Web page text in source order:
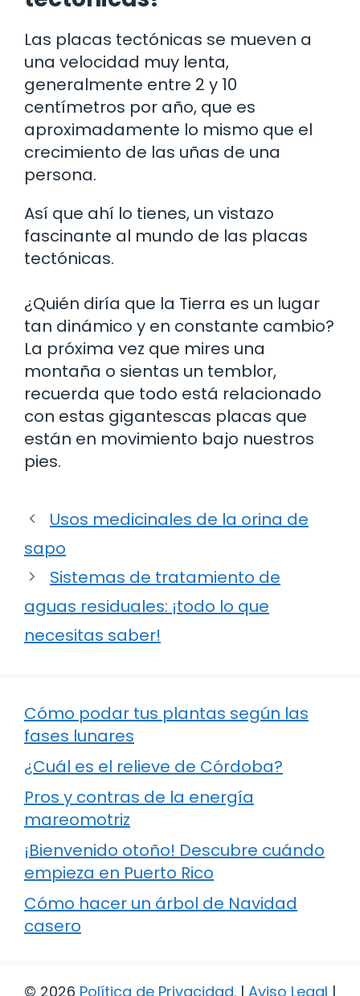
Las placas tectónicas se mueven a
una velocidad muy lenta,
generalmente entre 2 y 10
centímetros por año, que es
aproximadamente lo mismo que el
crecimiento de las uñas de una
persona.
Así que ahí lo tienes, un vistazo
fascinante al mundo de las placas
tectónicas.
¿Quién diría que la Tierra es un lugar
tan dinámico y en constante cambio?
La próxima vez que mires una
montaña o sientas un temblor,
recuerda que todo está relacionado
con estas gigantescas placas que
están en movimiento bajo nuestros
pies.
Usos medicinales de la orina de
sapo
Sistemas de tratamiento de
aguas residuales: ¡todo lo que
necesitas saber!
Cómo podar tus plantas según las
fases lunares
¿Cuál es el relieve de Córdoba?
Pros y contras de la energía
mareomotriz
¡Bienvenido otoño! Descubre cuándo
empieza en Puerto Rico
Cómo hacer un árbol de Navidad
casero
© 2026 Política de Privacidad. | Aviso Legal |